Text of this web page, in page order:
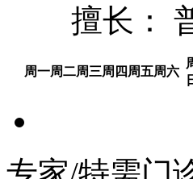
擅长：
周一周二周三周四 周五周六